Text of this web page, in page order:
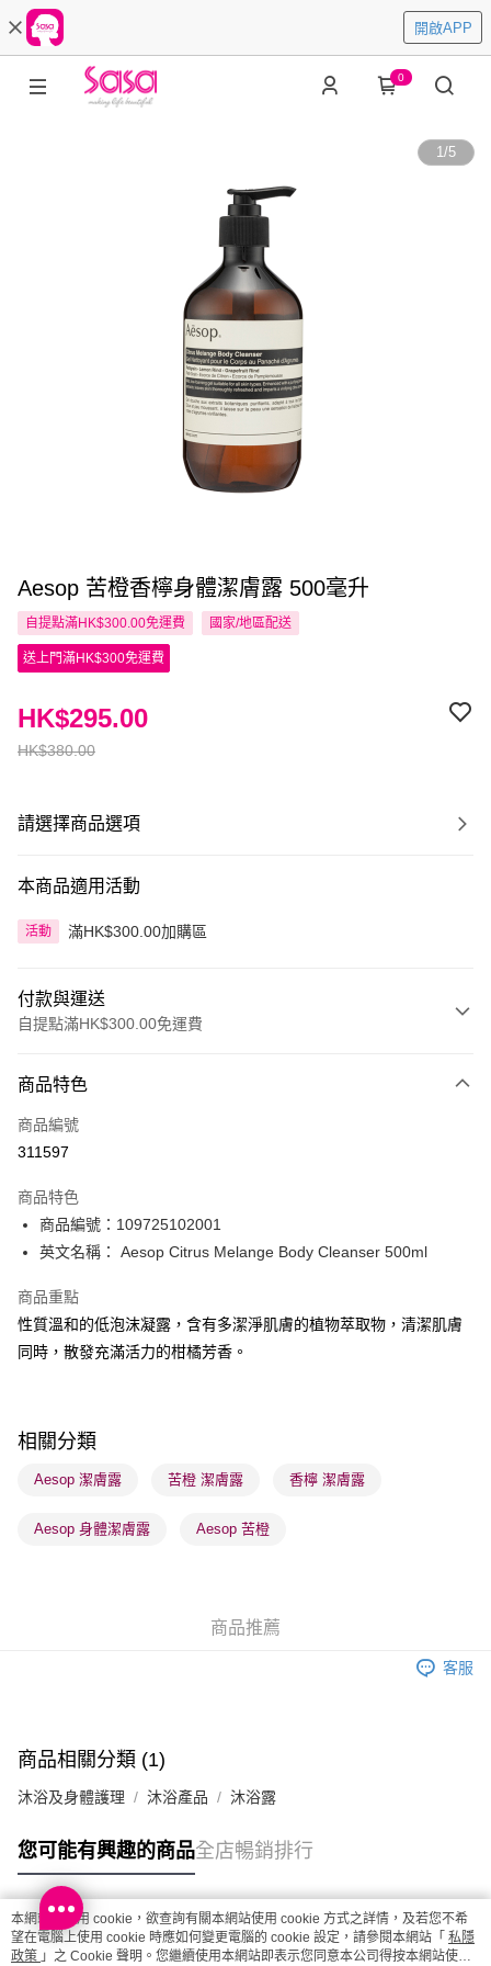
開啟APP
0
1/5
Aesop 苦橙香檸身體潔膚露 500毫升
自提點滿HK$300.00免運費 國家/地區配送
送上門滿HK$300免運費
HK$380.00
HK$295.00
請選擇商品選項
本商品適用活動
活動 滿HK$300.00加購區
付款與運送
自提點滿HK$300.00免運費
信用卡
Apple Pay
PayMe
WeChat Pay
BoC Pay
送貨方式
每筆HK$65.00，滿HK$300.00或以上免運費
確認發貨後1-3 工作天送達，訂單將隨機分配至SF順豐速運或京東
(香港門市) 只顯示可選門市。確認發貨後2-5個工作天到店，3天內
取。逾期會取消訂單，並不會安排重寄
商品特色
商品編號
311597
商品特色
商品編號：109725102001
英文名稱： Aesop Citrus Melange Body Cleanser 500ml
商品重點
性質溫和的低泡沫凝露，含有多潔淨肌膚的植物萃取物，清潔肌膚
同時，散發充滿活力的柑橘芳香。
相關分類
Aesop 潔膚露 苦橙 潔膚露 香檸 潔膚露
Aesop 身體潔膚露 Aesop 苦橙
商品推薦
客服
商品相關分類 (1)
沐浴及身體護理 沐浴產品 沐浴露
您可能有興趣的商品全店暢銷排行
熱門標籤
本網站中使用 cookie，欲查詢有關本網站使用 cookie 方式之詳情，及若您不希
望在電腦上使用 cookie 時應如何變更電腦的 cookie 設定，請參閱本網站「 私隱
政策 」之 Cookie 聲明。您繼續使用本網站即表示您同意本公司得按本網站使用